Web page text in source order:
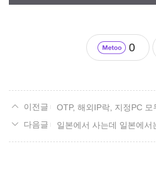
0
OTP, 해외IP락, 지정PC 모두
일본에서 사는데 일본에서